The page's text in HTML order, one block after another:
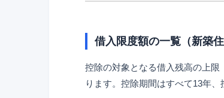
借入限度額の一覧（新築住
控除の対象となる借入残高の上
ります。控除期間はすべて13年、